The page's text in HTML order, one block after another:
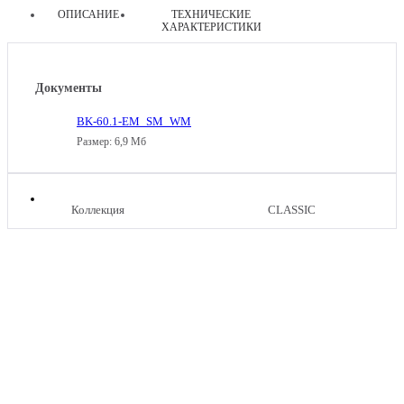
ОПИСАНИЕ
ТЕХНИЧЕСКИЕ
ХАРАКТЕРИСТИКИ
Документы
BK-60.1-EM_SM_WM
Размер: 6,9 Мб
Коллекция CLASSIC
товары
категории